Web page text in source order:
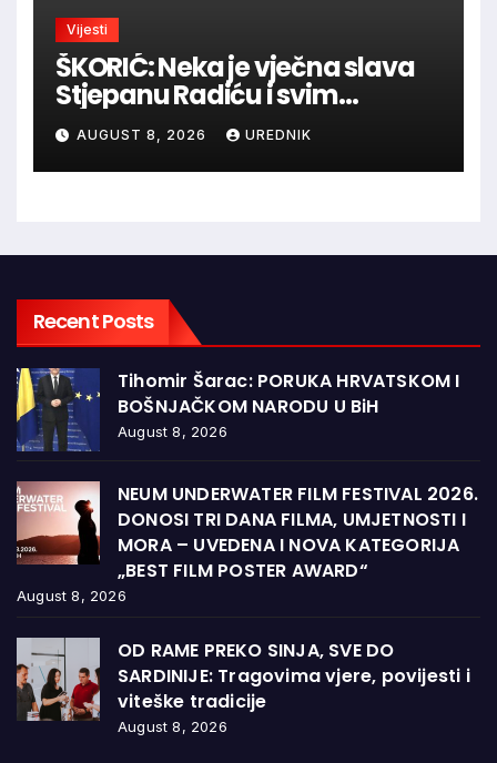
Vijesti
ŠKORIĆ: Neka je vječna slava
Stjepanu Radiću i svim
hrvatskim velikanima, a
vječna zahvalnost hrvatskim
braniteljima
AUGUST 8, 2026 UREDNIK
Recent Posts
Tihomir Šarac: PORUKA HRVATSKOM I
BOŠNJAČKOM NARODU U BiH
August 8, 2026
NEUM UNDERWATER FILM FESTIVAL 2026.
DONOSI TRI DANA FILMA, UMJETNOSTI I
MORA – UVEDENA I NOVA KATEGORIJA
„BEST FILM POSTER AWARD“
August 8, 2026
OD RAME PREKO SINJA, SVE DO
SARDINIJE: Tragovima vjere, povijesti i
viteške tradicije
August 8, 2026